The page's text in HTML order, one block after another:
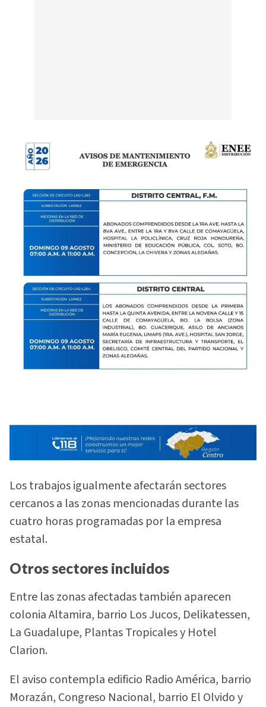
Los trabajos igualmente afectarán sectores
cercanos a las zonas mencionadas durante las
cuatro horas programadas por la empresa
estatal.
Otros sectores incluidos
Entre las zonas afectadas también aparecen
colonia Altamira, barrio Los Jucos, Delikatessen,
La Guadalupe, Plantas Tropicales y Hotel
Clarion.
El aviso contempla edificio Radio América, barrio
Morazán, Congreso Nacional, barrio El Olvido y